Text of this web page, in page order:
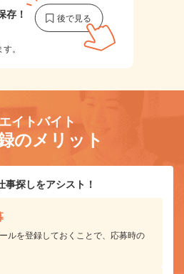
存！
。
イトバイト
のメリット
探しをアシスト！
ルを登録しておくことで、応募時の